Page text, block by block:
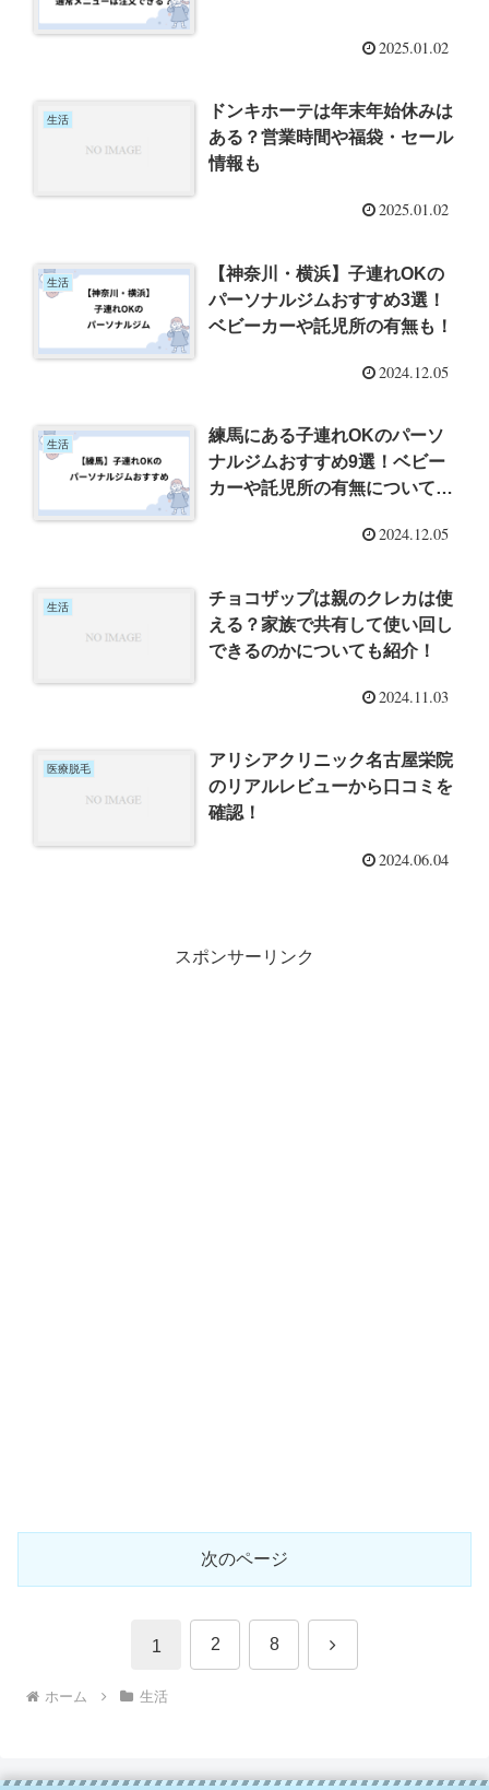
2025.01.02
生活
ドンキホーテは年末年始休みは
ある？営業時間や福袋・セール
情報も
2025.01.02
生活
【神奈川・横浜】子連れOKの
パーソナルジムおすすめ3選！
ベビーカーや託児所の有無も！
2024.12.05
生活
練馬にある子連れOKのパーソ
ナルジムおすすめ9選！ベビー
カーや託児所の有無について
2024.12.05
生活
チョコザップは親のクレカは使
える？家族で共有して使い回し
できるのかについても紹介！
2024.11.03
医療脱毛
アリシアクリニック名古屋栄院
のリアルレビューから口コミを
確認！
2024.06.04
スポンサーリンク
次のページ
1 2 8 次
ホーム 生活